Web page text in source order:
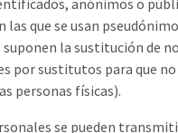
anónimos o
las que se usan
suponen la sustitución de
por sustitutos para que no
personas físicas).
se pueden